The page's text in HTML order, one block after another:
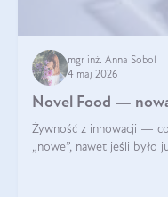
mgr inż. Anna Sobol
4 maj 2026
Novel Food —
Żywność z innowacji —
„nowe”, nawet jeśli było